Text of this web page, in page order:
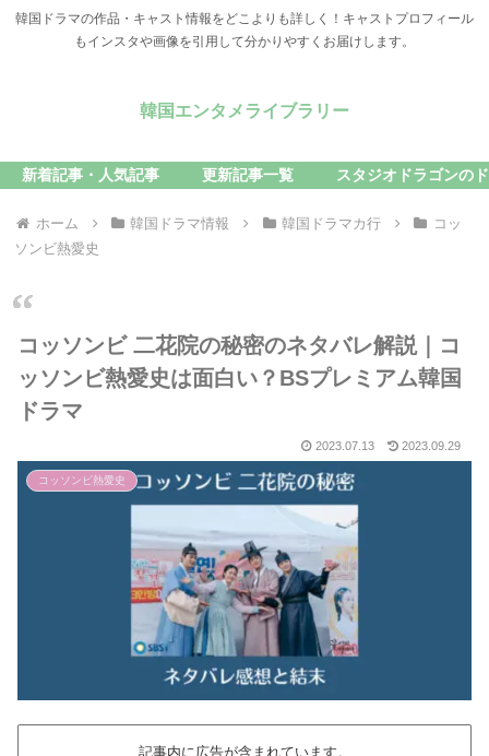
韓国ドラマの作品・キャスト情報をどこよりも詳しく！キャストプロフィール
もインスタや画像を引用して分かりやすくお届けします。
韓国エンタメライブラリー
新着記事・人気記事 更新記事一覧 スタジオドラゴンの
ホーム 韓国ドラマ情報 韓国ドラマカ行
コッ
ソンビ熱愛史
コッソンビ 二花院の秘密のネタバレ解説｜コ
ッソンビ熱愛史は面白い？BSプレミアム韓国
ドラマ
2023.07.13 2023.09.29
コッソンビ熱愛史
記事内に広告が含まれています。